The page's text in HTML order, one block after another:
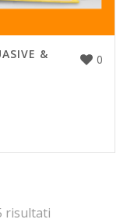
0
&
risultati